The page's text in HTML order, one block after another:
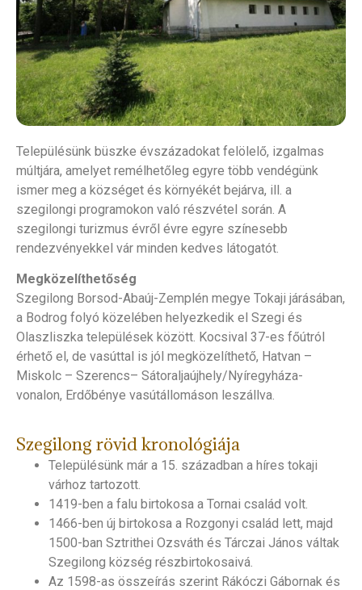
Településünk büszke évszázadokat felölelő, izgalmas
múltjára, amelyet remélhetőleg egyre több vendégünk
ismer meg a községet és környékét bejárva, ill. a
szegilongi programokon való részvétel során. A
szegilongi turizmus évről évre egyre színesebb
rendezvényekkel vár minden kedves látogatót.
Megközelíthetőség
Szegilong Borsod-Abaúj-Zemplén megye Tokaji járásában,
a Bodrog folyó közelében helyezkedik el Szegi és
Olaszliszka települések között. Kocsival 37-es főútról
érhető el, de vasúttal is jól megközelíthető, Hatvan –
Miskolc – Szerencs– Sátoraljaújhely/Nyíregyháza-
vonalon, Erdőbénye vasútállomáson leszállva.
Szegilong rövid kronológiája
Településünk már a 15. században a híres tokaji
várhoz tartozott.
1419-ben a falu birtokosa a Tornai család volt.
1466-ben új birtokosa a Rozgonyi család lett, majd
1500-ban Sztrithei Ozsváth és Tárczai János váltak
Szegilong község részbirtokosaivá.
Az 1598-as összeírás szerint Rákóczi Gábornak és